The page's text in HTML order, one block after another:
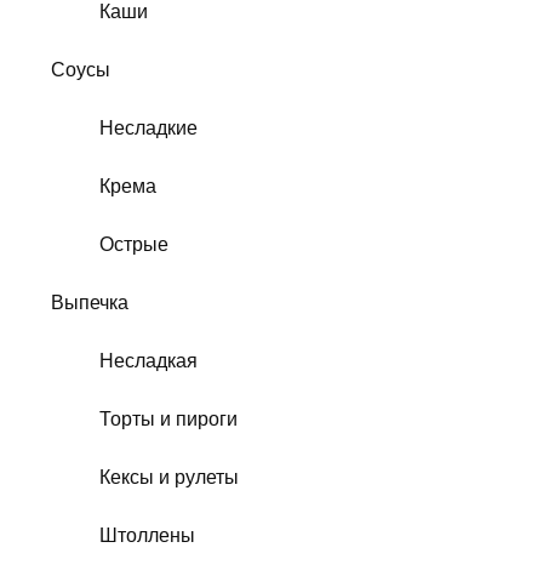
Каши
Соусы
Несладкие
Крема
Острые
Выпечка
Несладкая
Торты и пироги
Кексы и рулеты
Штоллены